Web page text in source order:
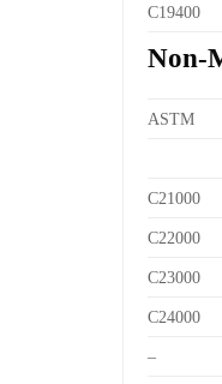
C19400
Non-
ASTM
C21000
C22000
C23000
C24000
–